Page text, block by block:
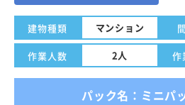
建物種類 マンション
作業人数 2人 作
パック名：ミニパ